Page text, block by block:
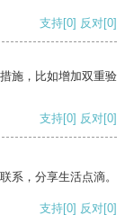
支持[0] 反对[0]
施，比如增加双重验
支持[0] 反对[0]
系，分享生活点滴。
支持[0] 反对[0]